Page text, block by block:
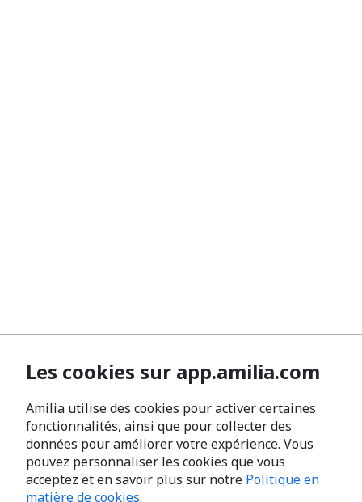
Les cookies sur app.amilia.com
Amilia utilise des cookies pour activer certaines
fonctionnalités, ainsi que pour collecter des
données pour améliorer votre expérience. Vous
pouvez personnaliser les cookies que vous
acceptez et en savoir plus sur notre Politique en
matière de cookies.